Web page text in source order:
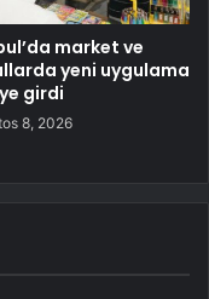
market ve
yeni uygulama
girdi
8, 2026